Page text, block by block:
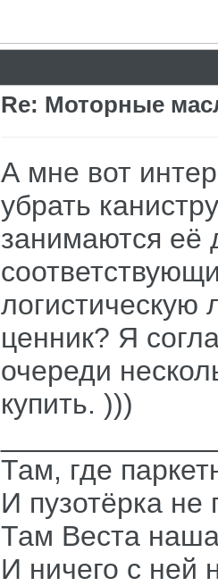
Re: Моторные
А мне вот
убрать
занимаются её
логистическую
ценник? Я
очереди
купить. )))
Там, где
И пузотёрка не
Там Веста
И ничего с ней